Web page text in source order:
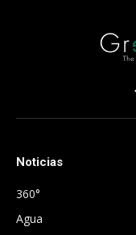
Noticias
360°
Agua